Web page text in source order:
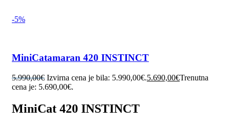
-5%
MiniCatamaran 420 INSTINCT
5.990,00€ Izvirna cena je bila: 5.990,00€.5.690,00€Trenutna
cena je: 5.690,00€.
MiniCat 420 INSTINCT